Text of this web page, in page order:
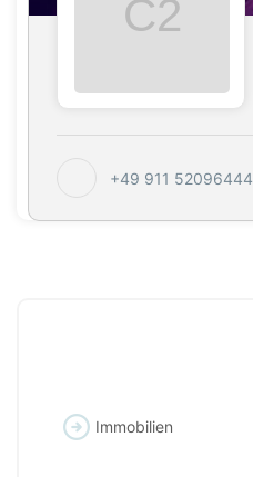
+49 911 52096444
Immobilien